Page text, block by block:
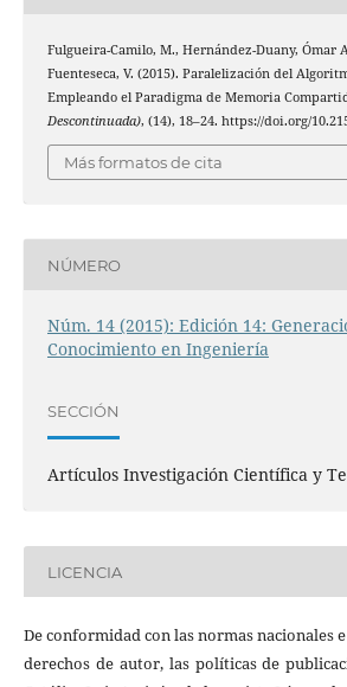
Fulgueira-Camilo, M., Hernández-Duany, Ómar
Fuenteseca, V. (2015). Paralelización del
Empleando el Paradigma de Memoria
Descontinuada), (14), 18–24. https://doi.org/
Más formatos de cita
NÚMERO
Núm. 14 (2015): Edición 14:
Conocimiento en Ingeniería
SECCIÓN
Artículos Investigación Científica y
LICENCIA
De conformidad con las normas nacionales
derechos de autor, las políticas de